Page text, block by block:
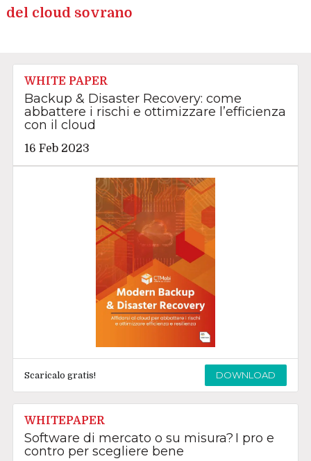
del cloud sovrano
WHITE PAPER
Backup & Disaster Recovery: come
abbattere i rischi e ottimizzare l’efficienza
con il cloud
16 Feb 2023
Scaricalo gratis! DOWNLOAD
WHITEPAPER
Software di mercato o su misura? I pro e
contro per scegliere bene